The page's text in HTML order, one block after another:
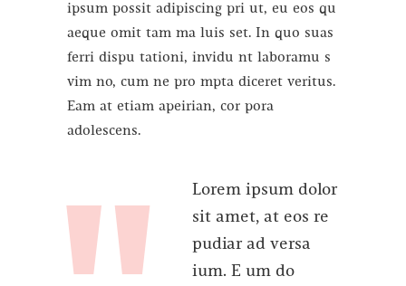
ipsum possit adipiscing pri ut, eu eos qu
aeque omit tam ma luis set. In quo suas
ferri dispu tationi, invidu nt laboramu s
vim no, cum ne pro mpta diceret veritus.
Eam at etiam apeirian, cor pora
adolescens.
Lorem ipsum dolor
sit amet, at eos re
pudiar ad versa
ium. E um do